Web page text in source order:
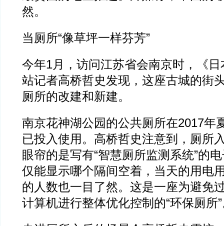
然。
当厕所“像草坪一样芬芳”
今年1月，访问江苏省会南京时，《
站记者高桥哲史发现，这座古城的街
厕所的改建和新建。
南京花神湖公园的公共厕所在2017年
已投入使用。高桥哲史注意到，厕所
眼帘的是写有“智慧厕所监测系统”的
仅能显示哪个隔间空着，当天的用电
的人数也一目了然。这是一座为避免
计算机进行整体优化控制的“环保厕所